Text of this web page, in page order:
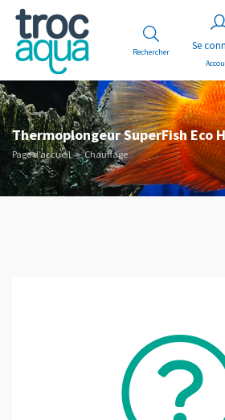
Rechercher
Thermoplongeur SuperFish Eco
Page d’accueil Chauffage